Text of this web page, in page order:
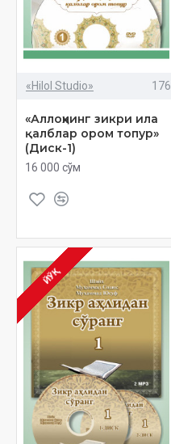
«Hilol Studio» 176
«Аллоҳнинг зикри ила
қалблар ором топур»
(Диск-1)
16 000 сўм
ЙЎҚ